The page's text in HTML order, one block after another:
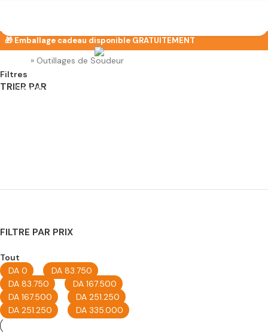
Search
» Outillages de Soudeur
Filtres
TRIER PAR
FILTRE PAR PRIX
Tout
DA 0 DA 83.750
DA 83.750 DA 167.500
DA 167.500 DA 251.250
DA 251.250 DA 335.000